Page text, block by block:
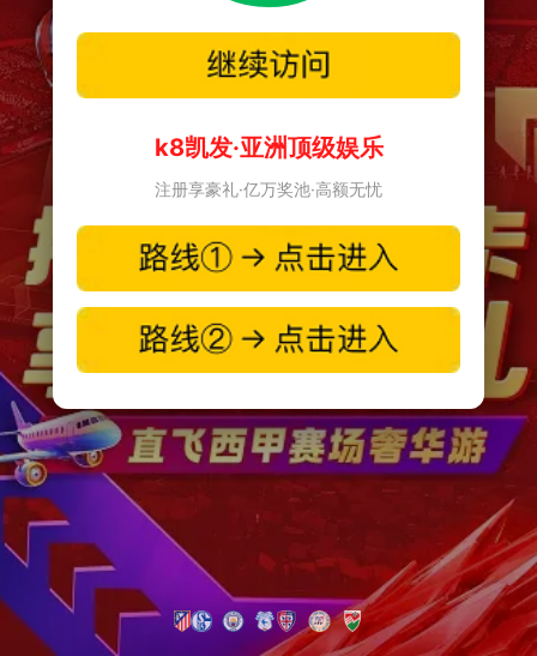
k8凯发·亚洲顶级娱乐
注册享豪礼·亿万奖池·高额无忧